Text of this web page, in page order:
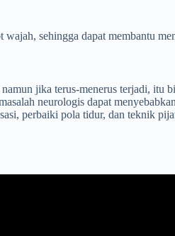
sehingga dapat membantu
jika terus-menerus terjadi, itu
neurologis dapat
perbaiki pola tidur, dan teknik